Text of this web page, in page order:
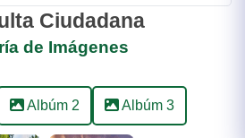
Ciudadana
de Imágenes
Albúm 2 Albúm 3